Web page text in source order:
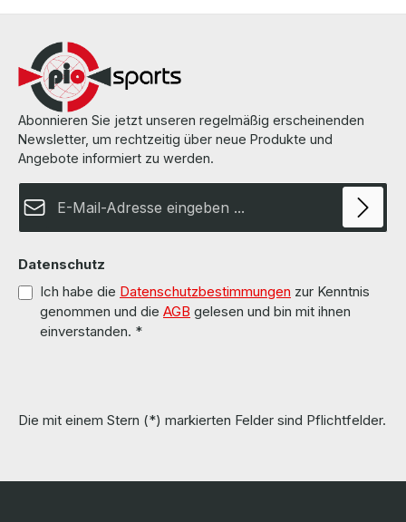
Abonnieren Sie jetzt unseren regelmäßig erscheinenden
Newsletter, um rechtzeitig über neue Produkte und
Angebote informiert zu werden.
Datenschutz
Ich habe die Datenschutzbestimmungen zur Kenntnis
genommen und die AGB gelesen und bin mit ihnen
einverstanden. *
Die mit einem Stern (*) markierten Felder sind Pflichtfelder.